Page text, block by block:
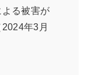
る被害が
年3月